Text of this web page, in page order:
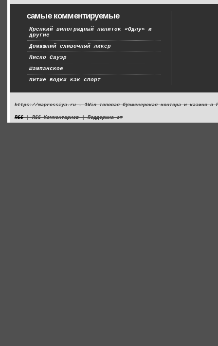
самые комментируемые
Крепкий виноградный напиток «Одлу» и
другие
Домашний сливочный ликер
Писко Сауэр
Шампанское
Питие водки как спорт
https://maprossiya.ru - 1Win топовая букмекерская контора и казино в
RSS| RSS Комментариев | Поддержка от